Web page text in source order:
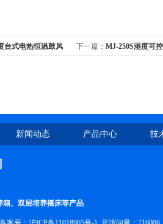
台式电热恒温鼓风 下一篇： MJ-250S湿度可
新闻动态 产品中心 技
、双层培养摇床等产品